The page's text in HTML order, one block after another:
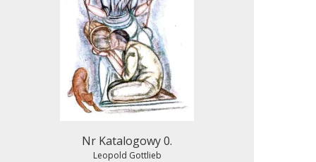
Nr Katalogowy 0.
Leopold Gottlieb